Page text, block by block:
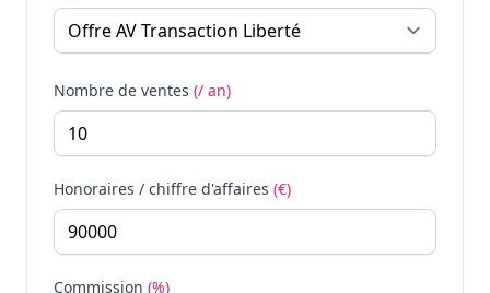
Nombre de ventes (/ an)
Honoraires / chiffre d'affaires (€)
Commission (%)